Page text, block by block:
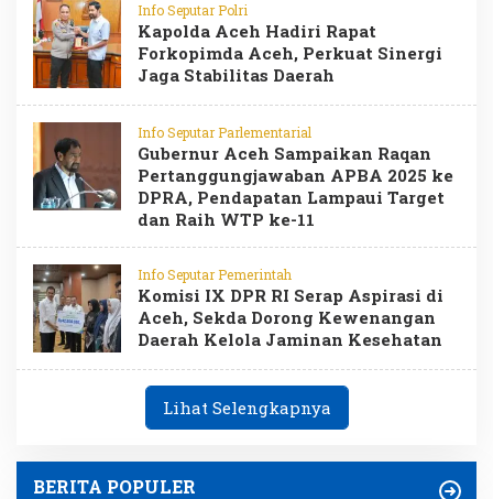
Info Seputar Polri
Kapolda Aceh Hadiri Rapat
Forkopimda Aceh, Perkuat Sinergi
Jaga Stabilitas Daerah
Info Seputar Parlementarial
Gubernur Aceh Sampaikan Raqan
Pertanggungjawaban APBA 2025 ke
DPRA, Pendapatan Lampaui Target
dan Raih WTP ke-11
Info Seputar Pemerintah
Komisi IX DPR RI Serap Aspirasi di
Aceh, Sekda Dorong Kewenangan
Daerah Kelola Jaminan Kesehatan
Lihat Selengkapnya
BERITA POPULER